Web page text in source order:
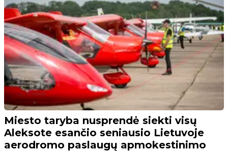
Miesto taryba nusprendė siekti visų
Aleksote esančio seniausio Lietuvoje
aerodromo paslaugų apmokestinimo